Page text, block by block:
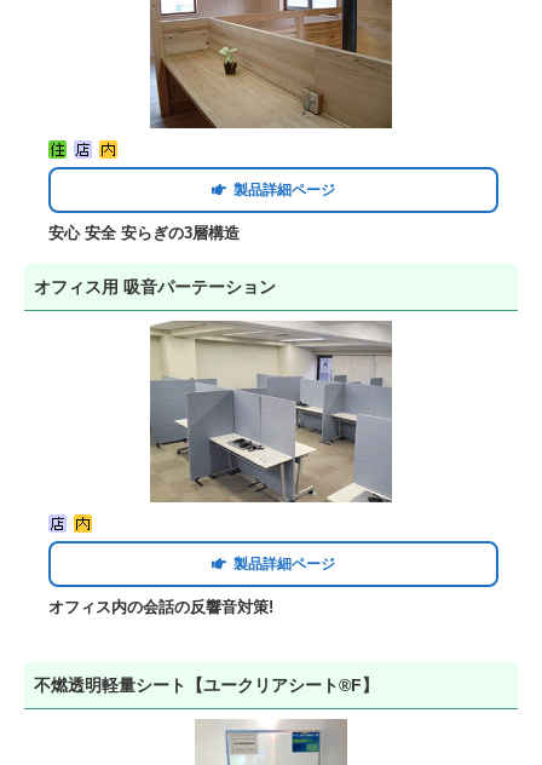
製品詳細ページ
安心 安全 安らぎの3層構造
オフィス用 吸音パーテーション
製品詳細ページ
オフィス内の会話の反響音対策!
不燃透明軽量シート【ユークリアシート®F】